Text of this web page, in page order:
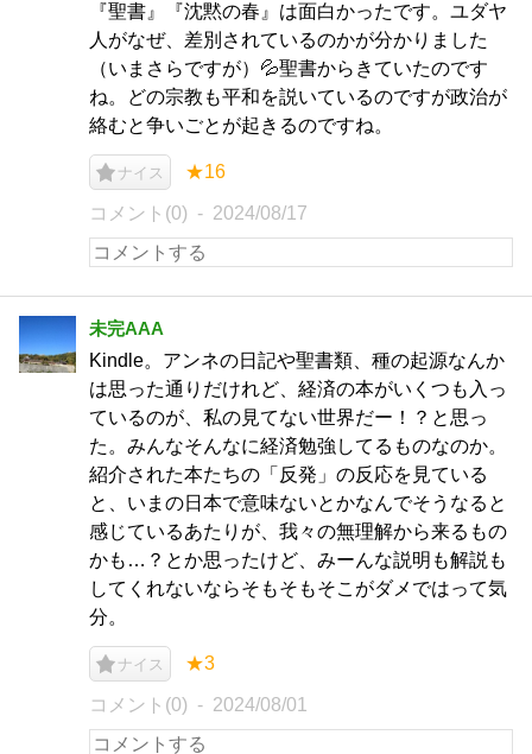
『聖書』『沈黙の春』は面白かったです。ユダヤ
人がなぜ、差別されているのかが分かりました
（いまさらですが）💦聖書からきていたのです
ね。どの宗教も平和を説いているのですが政治が
絡むと争いごとが起きるのですね。
ナイス ★16
コメント(0) 2024/08/17
未完AAA
Kindle。アンネの日記や聖書類、種の起源なんか
は思った通りだけれど、経済の本がいくつも入っ
ているのが、私の見てない世界だー！？と思っ
た。みんなそんなに経済勉強してるものなのか。
紹介された本たちの「反発」の反応を見ている
と、いまの日本で意味ないとかなんでそうなると
感じているあたりが、我々の無理解から来るもの
かも…？とか思ったけど、みーんな説明も解説も
してくれないならそもそもそこがダメではって気
分。
ナイス ★3
コメント(0) 2024/08/01